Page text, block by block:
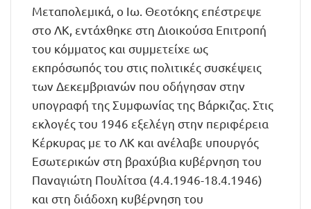
Μεταπολεμικά, ο Ιω. Θεοτόκης επέστρεψε
στο ΛΚ, εντάχθηκε στη Διοικούσα Επιτροπή
του κόμματος και συμμετείχε ως
εκπρόσωπός του στις πολιτικές συσκέψεις
των Δεκεμβριανών που οδήγησαν στην
υπογραφή της Συμφωνίας της Βάρκιζας. Στις
εκλογές του 1946 εξελέγη στην περιφέρεια
Κέρκυρας με το ΛΚ και ανέλαβε υπουργός
Εσωτερικών στη βραχύβια κυβέρνηση του
Παναγιώτη Πουλίτσα (4.4.1946-18.4.1946)
και στη διάδοχη κυβέρνηση του